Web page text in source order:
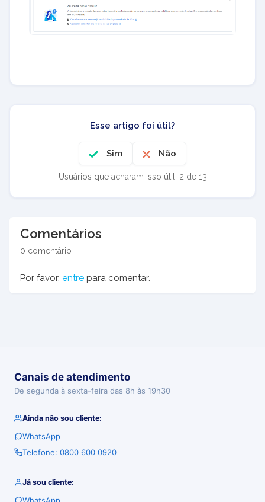
Esse artigo foi útil?
Sim Não
Usuários que acharam isso útil: 2 de 13
Comentários
0 comentário
Por favor, entre para comentar.
Canais de atendimento
De segunda à sexta-feira das 8h às 19h30
Ainda não sou cliente:
WhatsApp
Telefone: 0800 600 0920
Já sou cliente: